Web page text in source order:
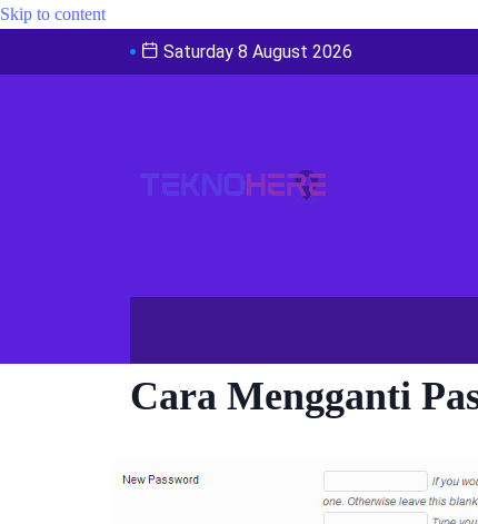
Skip to content
Saturday 8 August 2026
Cara Mengganti